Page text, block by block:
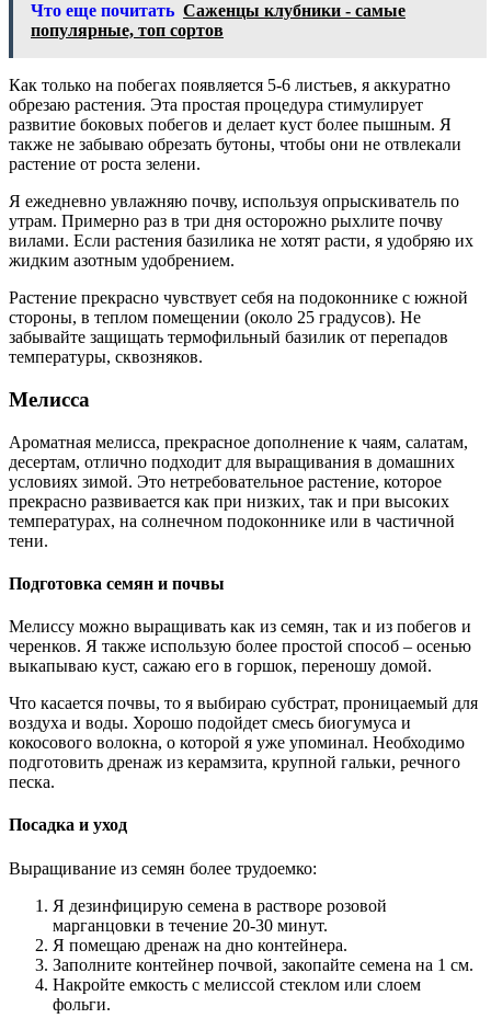
Что еще почитать Саженцы клубники - самые
популярные, топ сортов
Как только на побегах появляется 5-6 листьев, я аккуратно
обрезаю растения. Эта простая процедура стимулирует
развитие боковых побегов и делает куст более пышным. Я
также не забываю обрезать бутоны, чтобы они не отвлекали
растение от роста зелени.
Я ежедневно увлажняю почву, используя опрыскиватель по
утрам. Примерно раз в три дня осторожно рыхлите почву
вилами. Если растения базилика не хотят расти, я удобряю их
жидким азотным удобрением.
Растение прекрасно чувствует себя на подоконнике с южной
стороны, в теплом помещении (около 25 градусов). Не
забывайте защищать термофильный базилик от перепадов
температуры, сквозняков.
Мелисса
Ароматная мелисса, прекрасное дополнение к чаям, салатам,
десертам, отлично подходит для выращивания в домашних
условиях зимой. Это нетребовательное растение, которое
прекрасно развивается как при низких, так и при высоких
температурах, на солнечном подоконнике или в частичной
тени.
Подготовка семян и почвы
Мелиссу можно выращивать как из семян, так и из побегов и
черенков. Я также использую более простой способ – осенью
выкапываю куст, сажаю его в горшок, переношу домой.
Что касается почвы, то я выбираю субстрат, проницаемый для
воздуха и воды. Хорошо подойдет смесь биогумуса и
кокосового волокна, о которой я уже упоминал. Необходимо
подготовить дренаж из керамзита, крупной гальки, речного
песка.
Посадка и уход
Выращивание из семян более трудоемко:
Я дезинфицирую семена в растворе розовой
марганцовки в течение 20-30 минут.
Я помещаю дренаж на дно контейнера.
Заполните контейнер почвой, закопайте семена на 1 см.
Накройте емкость с мелиссой стеклом или слоем
фольги.